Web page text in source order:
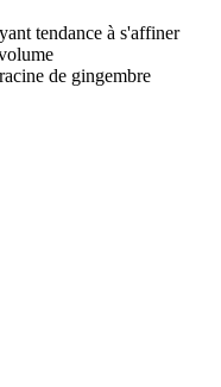
tendance à s'affiner
de gingembre